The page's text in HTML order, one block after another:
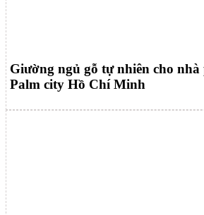
Giường ngủ gỗ tự nhiên cho nhà
Palm city Hồ Chí Minh